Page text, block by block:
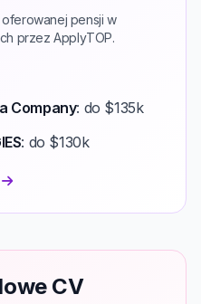
oferowanej pensji w
przez ApplyTOP.
Company: do $135k
: do $130k
CV